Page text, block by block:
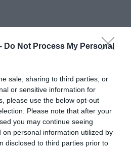
Do Not Process My Personal
sale, sharing to third parties, or
or sensitive information for
please use the below opt-out
Please note that after your
you may continue seeing
on personal information utilized by
disclosed to third parties prior to